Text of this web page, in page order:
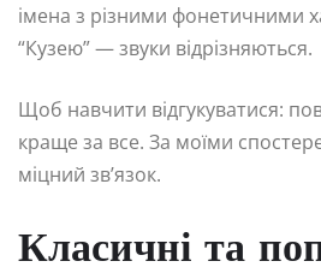
імена з різними фонетичними
“Кузею” — звуки відрізняються.
Щоб навчити відгукуватися:
краще за все. За моїми
міцний зв’язок.
Класичні та